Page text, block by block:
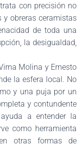
con precisión no
y obreras ceramistas
de toda una
la desigualdad,
Molina y Ernesto
la esfera local. No
y una puja por un
y contundente
a entender la
como herramienta
otras formas de